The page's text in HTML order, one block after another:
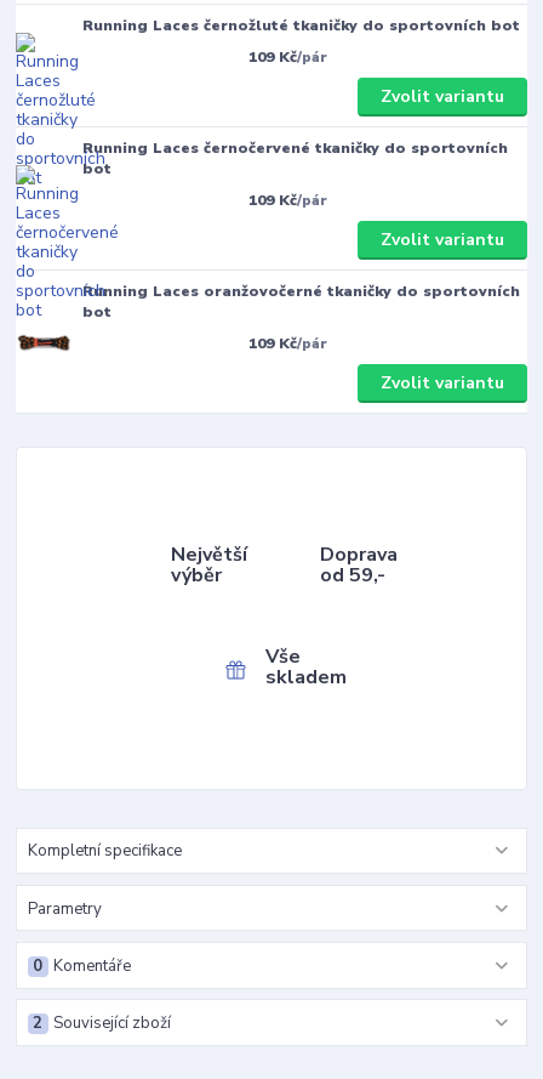
Running Laces černožluté tkaničky do sportovních bot
109 Kč/pár
Zvolit variantu
Running Laces černočervené tkaničky do sportovních
bot
109 Kč/pár
Zvolit variantu
Running Laces oranžovočerné tkaničky do sportovních
bot
109 Kč/pár
Zvolit variantu
Největší
výběr
Doprava
od 59,-
Vše
skladem
Kompletní specifikace
Parametry
Komentáře
0
Související zboží
2